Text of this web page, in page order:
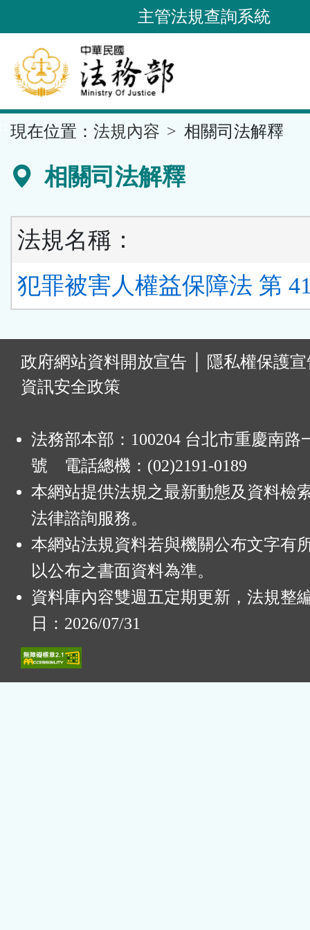
到
要
內
容
區
主管法規查詢系統
現在位置： 法規內容 相關司法解釋
相關司法解釋
法規名稱：
犯罪被害人權益保障法 第
政府網站資料開放宣告
隱私權保護
資訊安全政策
法務部本部：100204 台北市重慶南路
號 電話總機：(02)2191-0189
本網站提供法規之最新動態及資料檢
法律諮詢服務。
本網站法規資料若與機關公布文字有
以公布之書面資料為準。
資料庫內容雙週五定期更新，法規整
日：2026/07/31